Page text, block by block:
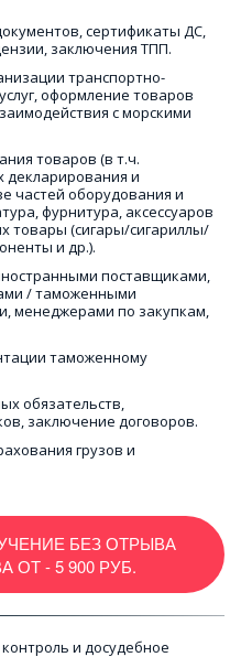
сертификаты ДС,
заключения ТПП.
транспортно-
оформление товаров
с морскими
товаров (в т.ч.
декларирования и
частей оборудования и
фурнитура, аксессуаров
товары (сигары/сигариллы/
и др.).
поставщиками,
/ таможенными
менеджерами по закупкам,
таможенному
обязательств,
заключение договоров.
грузов и
БЕЗ ОТРЫВА
ОТ - 5 900 РУБ.
и досудебное